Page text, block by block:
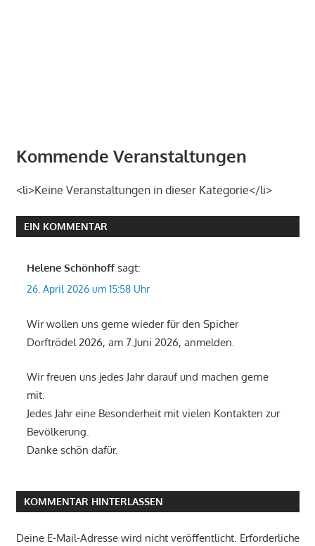
Kommende Veranstaltungen
<li>Keine Veranstaltungen in dieser Kategorie</li>
EIN KOMMENTAR
Helene Schönhoff sagt:
26. April 2026 um 15:58 Uhr
Wir wollen uns gerne wieder für den Spicher
Dorftrödel 2026, am 7.Juni 2026, anmelden.
Wir freuen uns jedes Jahr darauf und machen gerne
mit.
Jedes Jahr eine Besonderheit mit vielen Kontakten zur
Bevölkerung.
Danke schön dafür.
KOMMENTAR HINTERLASSEN
Deine E-Mail-Adresse wird nicht veröffentlicht. Erforderliche